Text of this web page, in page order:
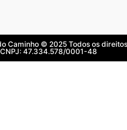
Caminho © 2025 Todos os
CNPJ: 47.334.578/0001-48